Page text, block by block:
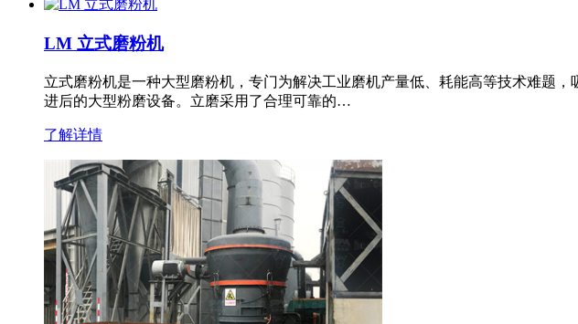
LM 立式磨粉机
立式磨粉机是一种大型磨粉机，专门为解决工业磨机产量低、耗能高等技术难题
进后的大型粉磨设备。立磨采用了合理可靠的…
了解详情